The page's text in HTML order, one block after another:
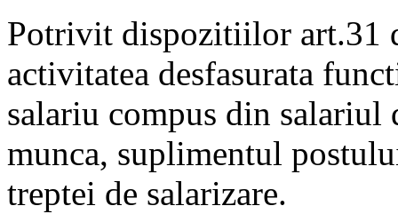
Potrivit dispozitiilor art.31
activitatea desfasurata
salariu compus din salariul
munca, suplimentul
treptei de salarizare.